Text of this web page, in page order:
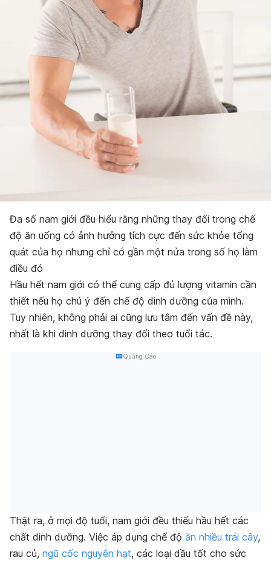
Đa số nam giới đều hiểu rằng những thay đổi trong chế
độ ăn uống có ảnh hưởng tích cực đến sức khỏe tổng
quát của họ nhưng chỉ có gần một nửa trong số họ làm
điều đó
Hầu hết nam giới có thể cung cấp đủ lượng vitamin cần
thiết nếu họ chú ý đến chế độ dinh dưỡng của mình.
Tuy nhiên, không phải ai cũng lưu tâm đến vấn đề này,
nhất là khi dinh dưỡng thay đổi theo tuổi tác.
Quảng Cáo
Thật ra, ở mọi độ tuổi, nam giới đều thiếu hầu hết các
chất dinh dưỡng. Việc áp dụng chế độ ăn nhiều trái cây,
rau củ, ngũ cốc nguyên hạt, các loại dầu tốt cho sức